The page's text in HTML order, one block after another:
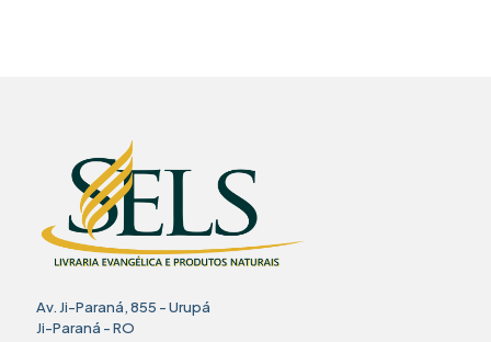
Av. Ji-Paraná, 855 - Urupá
Ji-Paraná - RO